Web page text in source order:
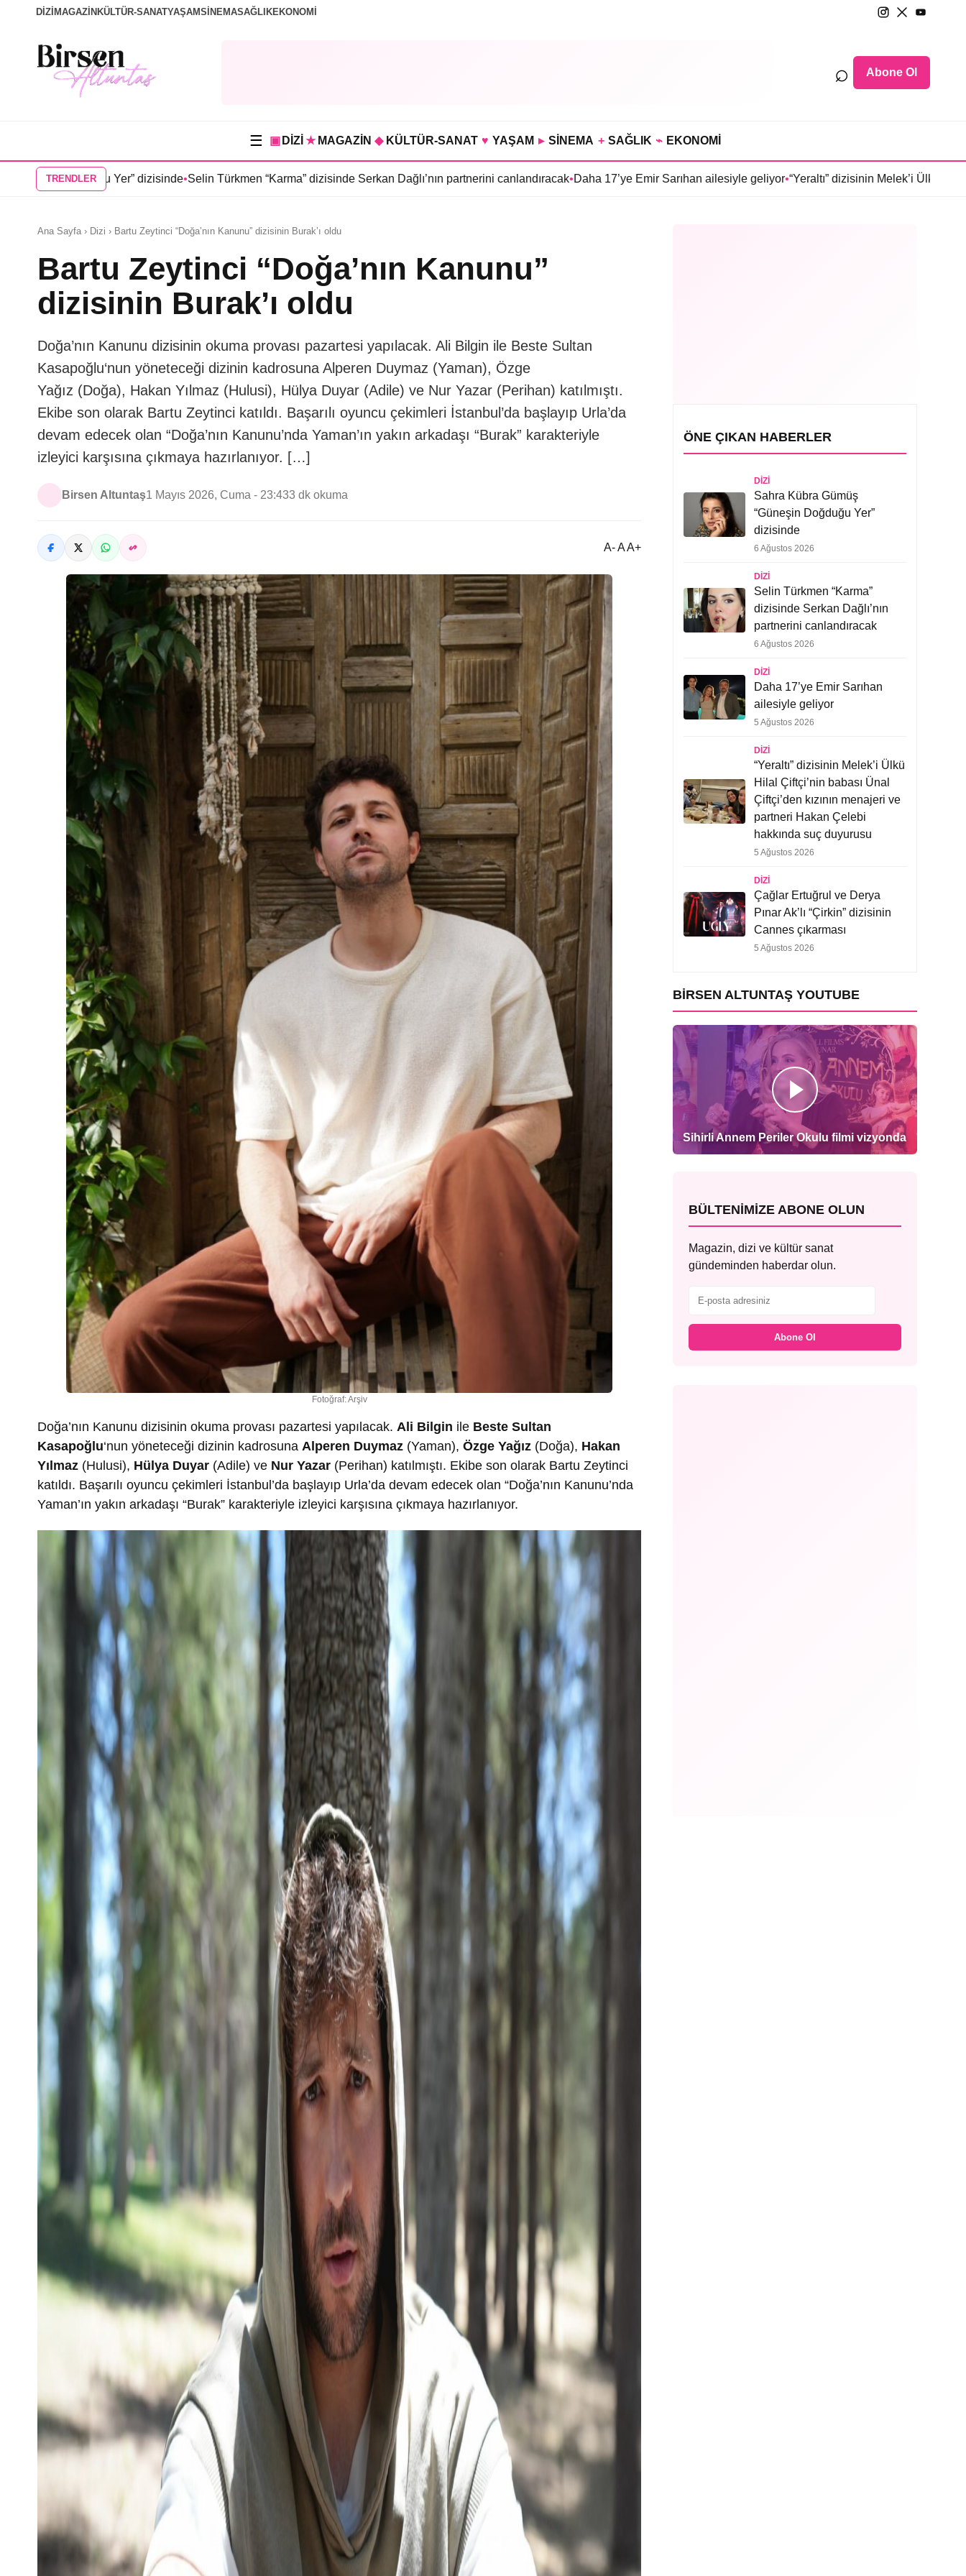
DİZİ MAGAZİN KÜLTÜR-SANATYAŞAMSİNEMASAĞLIKEKONOMİ
⌕ Abone Ol
☰ ▣ DİZİ ★ MAGAZİN ◆ KÜLTÜR-SANAT ♥ YAŞAM ▸ SİNEMA + SAĞLIK ⌁ EKONOMİ
TRENDLER
Yer” dizisinde•Selin Türkmen “Karma” dizisinde Serkan Dağlı’nın partnerini canlandıracak•Daha 17’ye Emir Sarıhan ailesiyle geliyor•“Yeraltı” dizisinin Melek’i Ülkü Hilal Çiftçi’nin
Ana Sayfa › Dizi › Bartu Zeytinci “Doğa’nın Kanunu” dizisinin Burak’ı oldu
Bartu Zeytinci “Doğa’nın Kanunu”
dizisinin Burak’ı oldu
Doğa’nın Kanunu dizisinin okuma provası pazartesi yapılacak. Ali Bilgin ile Beste Sultan
Kasapoğlu‘nun yöneteceği dizinin kadrosuna Alperen Duymaz (Yaman), Özge
Yağız (Doğa), Hakan Yılmaz (Hulusi), Hülya Duyar (Adile) ve Nur Yazar (Perihan) katılmıştı.
Ekibe son olarak Bartu Zeytinci katıldı. Başarılı oyuncu çekimleri İstanbul’da başlayıp Urla’da
devam edecek olan “Doğa’nın Kanunu’nda Yaman’ın yakın arkadaşı “Burak” karakteriyle
izleyici karşısına çıkmaya hazırlanıyor. […]
Birsen Altuntaş1 Mayıs 2026, Cuma - 23:433 dk okuma
A- A A+
Fotoğraf: Arşiv
Doğa’nın Kanunu dizisinin okuma provası pazartesi yapılacak. Ali Bilgin ile Beste Sultan
Kasapoğlu‘nun yöneteceği dizinin kadrosuna Alperen Duymaz (Yaman), Özge Yağız (Doğa), Hakan
Yılmaz (Hulusi), Hülya Duyar (Adile) ve Nur Yazar (Perihan) katılmıştı. Ekibe son olarak Bartu Zeytinci
katıldı. Başarılı oyuncu çekimleri İstanbul’da başlayıp Urla’da devam edecek olan “Doğa’nın Kanunu’nda
Yaman’ın yakın arkadaşı “Burak” karakteriyle izleyici karşısına çıkmaya hazırlanıyor.
ÖNE ÇIKAN HABERLER
DIZI
Sahra Kübra Gümüş
“Güneşin Doğduğu Yer”
dizisinde
6 Ağustos 2026
DIZI
Selin Türkmen “Karma”
dizisinde Serkan Dağlı’nın
partnerini canlandıracak
6 Ağustos 2026
DIZI
Daha 17’ye Emir Sarıhan
ailesiyle geliyor
5 Ağustos 2026
DIZI
“Yeraltı” dizisinin Melek’i Ülkü
Hilal Çiftçi’nin babası Ünal
Çiftçi’den kızının menajeri ve
partneri Hakan Çelebi
hakkında suç duyurusu
5 Ağustos 2026
DIZI
Çağlar Ertuğrul ve Derya
Pınar Ak’lı “Çirkin” dizisinin
Cannes çıkarması
5 Ağustos 2026
BIRSEN ALTUNTAŞ YOUTUBE
Sihirli Annem Periler Okulu filmi vizyonda
BÜLTENIMIZE ABONE OLUN
Magazin, dizi ve kültür sanat
gündeminden haberdar olun.
Abone Ol